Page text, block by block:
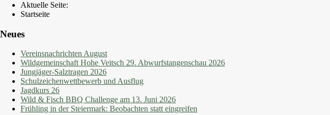
Aktuelle Seite:
Startseite
Neues
Vereinsnachrichten August
Wildgemeinschaft Hohe Veitsch 29. Abwurfstangenschau 2026
Jungjäger-Salztragen 2026
Schulzeichenwettbewerb und Ausflug
Jagdkurs 26
Wild & Fisch BBQ Challenge am 13. Juni 2026
Frühling in der Steiermark: Beobachten statt eingreifen